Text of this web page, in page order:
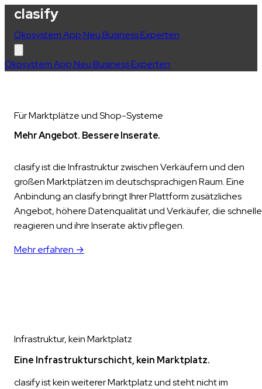
clasify
ÖkosystemAppNeuBusinessExperten
ÖkosystemAppNeuBusinessExperten
Für Marktplätze und Shop-Systeme
Mehr Angebot. Bessere Inserate.
clasify ist die Infrastruktur zwischen Verkäufern und den
großen Marktplätzen im deutschsprachigen Raum. Eine
Anbindung an clasify bringt Ihrer Plattform zusätzliches
Angebot, höhere Datenqualität und Verkäufer, die
reagieren und ihre Inserate aktiv pflegen.
Mehr erfahren →
Infrastruktur, kein Marktplatz
Eine Infrastrukturschicht, kein Marktplatz.
clasify ist kein weiterer Marktplatz und steht nicht im